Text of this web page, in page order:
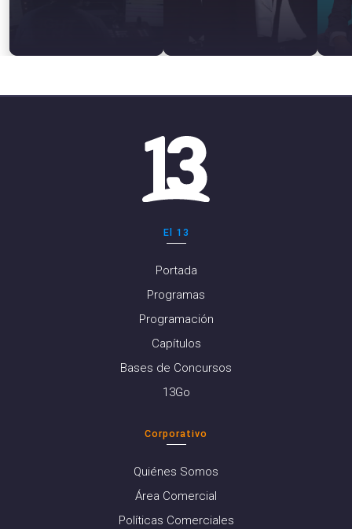
El 13
Portada
Programas
Programación
Capítulos
Bases de Concursos
13Go
Corporativo
Quiénes Somos
Área Comercial
Políticas Comerciales